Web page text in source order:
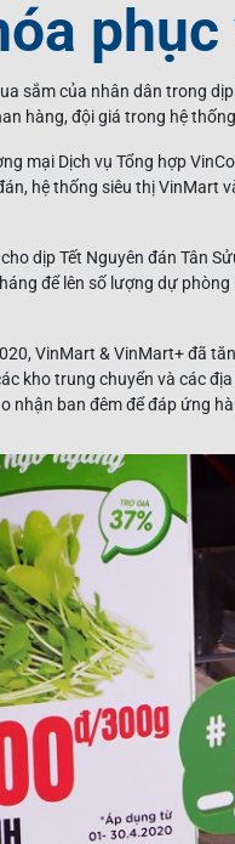
phục
sắm của nhân dân trong
hàng, đội giá trong hệ
mại Dịch vụ Tổng hợp
hệ thống siêu thị VinMart
dịp Tết Nguyên đán Tân
để lên số lượng dự
VinMart & VinMart+ đã
kho trung chuyển và các
nhận ban đêm để đáp ứng